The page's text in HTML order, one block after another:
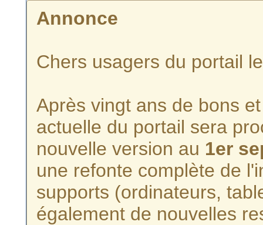
Annonce
Chers usagers du portail
Après vingt ans de bons
actuelle du portail sera
nouvelle version au 1er
une refonte complète de
supports (ordinateurs,
également de nouvelles